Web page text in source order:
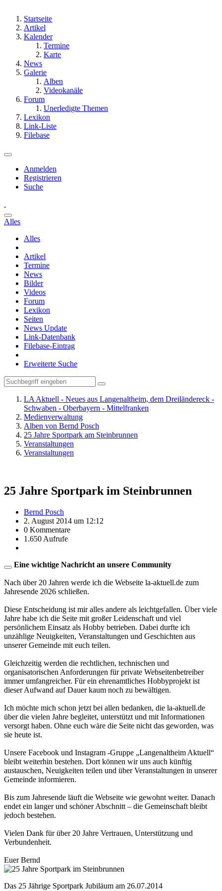
Startseite
Artikel
Kalender
Termine
Karte
News
Galerie
Alben
Videokanäle
Forum
Unerledigte Themen
Lexikon
Link-Liste
Filebase
Anmelden
Registrieren
Suche
Alles
Alles
Artikel
Termine
News
Bilder
Videos
Forum
Lexikon
Seiten
News Update
Link-Datenbank
Filebase-Eintrag
Erweiterte Suche
LA Aktuell - Neues aus Langenaltheim, dem Dreiländereck -
Schwaben - Oberbayern - Mittelfranken
Medienverwaltung
Alben von Bernd Posch
25 Jahre Sportpark am Steinbrunnen
Veranstaltungen
Veranstaltungen
25 Jahre Sportpark im Steinbrunnen
Bernd Posch
2. August 2014 um 12:12
0 Kommentare
1.650 Aufrufe
Eine wichtige Nachricht an unsere Community
Nach über 20 Jahren werde ich die Webseite la-aktuell.de zum
Jahresende 2026 schließen.
Diese Entscheidung ist mir alles andere als leichtgefallen. Über viele
Jahre habe ich die Seite mit großer Leidenschaft und viel
persönlichem Einsatz als Hobby betrieben. Dabei durfte ich
unzählige Neuigkeiten, Veranstaltungen und Geschichten aus
unserer Gemeinde mit euch teilen.
Gleichzeitig werden die rechtlichen, technischen und
organisatorischen Anforderungen für private Webseitenbetreiber
immer umfangreicher. Für ein ehrenamtliches Hobbyprojekt ist
dieser Aufwand auf Dauer kaum noch zu bewältigen.
Ich möchte mich schon jetzt bei allen bedanken, die la-aktuell.de
über die vielen Jahre begleitet, unterstützt und mit Informationen
versorgt haben. Ohne euch wäre die Seite nicht das geworden, was
sie heute ist.
Unsere Facebook und Instagram -Gruppe „Langenaltheim Aktuell“
bleibt weiterhin bestehen. Dort können wir uns auch künftig
austauschen, Neuigkeiten teilen und über Veranstaltungen in unserer
Gemeinde informieren.
Bis zum Jahresende läuft die Webseite wie gewohnt weiter. Danach
endet ein langer und schöner Abschnitt – die Gemeinschaft bleibt
jedoch bestehen.
Vielen Dank für über 20 Jahre Vertrauen, Unterstützung und
Verbundenheit.
Euer Bernd
Das 25 Jährige Sportpark Jubiläum am 26.07.2014